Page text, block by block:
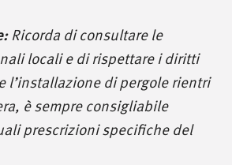
Ricorda di consultare le
locali e di rispettare i diritti
l’installazione di pergole rientri
è sempre consigliabile
prescrizioni specifiche del